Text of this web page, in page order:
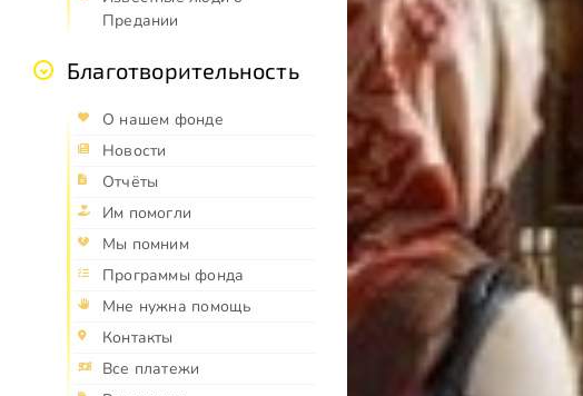
Предании
Благотворительность
О нашем фонде
Новости
Отчёты
Им помогли
Мы помним
Программы фонда
Мне нужна помощь
Контакты
Все платежи